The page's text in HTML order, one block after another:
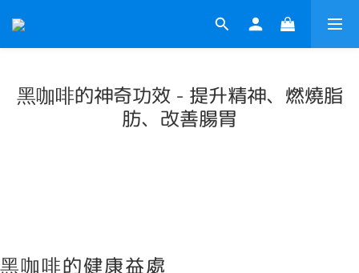
黑咖啡的神奇功效 - 提升精神、燃燒脂
肪、改善腸胃
黑咖啡的健康益處